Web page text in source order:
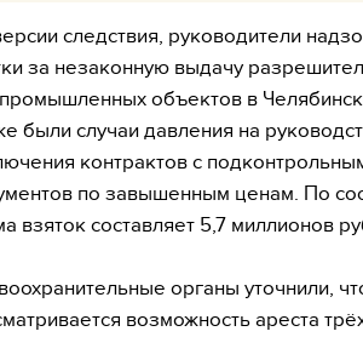
следствия, руководители
за незаконную выдачу
объектов в
были случаи давления на
контрактов с
по завышенным ценам. По
взяток составляет 5,7 миллионов
органы уточнили,
возможность ареста